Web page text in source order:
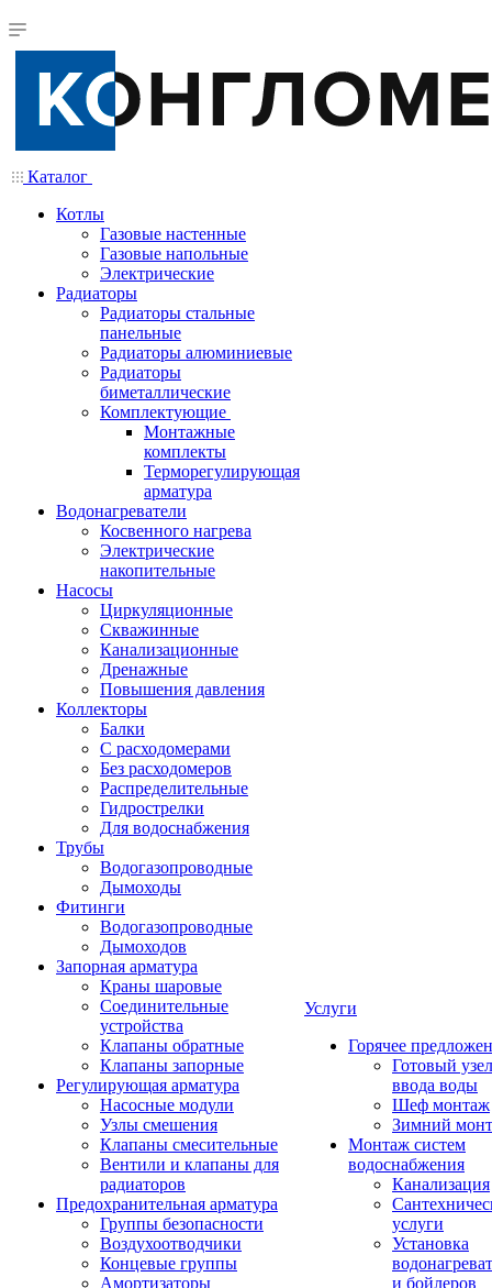
Каталог
Котлы
Газовые настенные
Газовые напольные
Электрические
Радиаторы
Радиаторы стальные
панельные
Радиаторы алюминиевые
Радиаторы
биметаллические
Комплектующие
Монтажные
комплекты
Терморегулирующая
арматура
Водонагреватели
Косвенного нагрева
Электрические
накопительные
Насосы
Циркуляционные
Скважинные
Канализационные
Дренажные
Повышения давления
Коллекторы
Балки
С расходомерами
Без расходомеров
Распределительные
Гидрострелки
Для водоснабжения
Трубы
Водогазопроводные
Дымоходы
Фитинги
Водогазопроводные
Дымоходов
Запорная арматура
Краны шаровые
Соединительные
устройства
Клапаны обратные
Клапаны запорные
Регулирующая арматура
Насосные модули
Узлы смешения
Клапаны смесительные
Вентили и клапаны для
радиаторов
Предохранительная арматура
Группы безопасности
Воздухоотводчики
Концевые группы
Амортизаторы
Услуги
Горячее
Готовый узел
ввода воды
Шеф монтаж
Зимний
Монтаж систем
водоснабжения
Канализация
услуги
Установка
и бойлеров